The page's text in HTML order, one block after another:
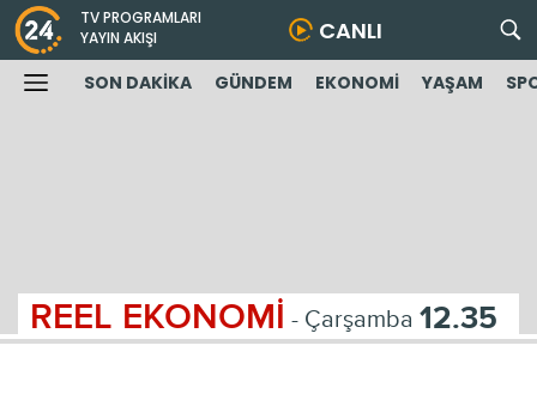
TV PROGRAMLARI
YAYIN AKIŞI
CANLI
SON DAKİKA GÜNDEM EKONOMİ YAŞAM
REEL EKONOMİ - Çarşamba 12.35